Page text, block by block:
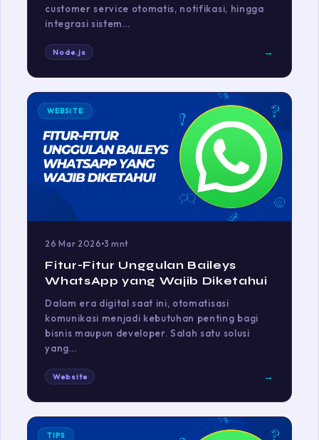
customer service otomatis, notifikasi, hingga
integrasi sistem…
Node.js →
WEBSITE
26 Mar 2026 3 mnt
Fitur-Fitur Unggulan Baileys
WhatsApp yang Wajib Diketahui
Dalam era digital saat ini, otomatisasi
komunikasi menjadi kebutuhan penting bagi
bisnis maupun developer. Salah satu solusi
yang…
Website →
TIPS